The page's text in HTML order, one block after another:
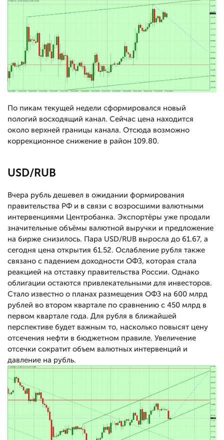
По пикам текущей недели сформировался новый
пологий восходящий канал. Сейчас цена находится
около верхней границы канала. Отсюда возможно
коррекционное снижение в район 109.80.
USD/RUB
Вчера рубль дешевел в ожидании формирования
правительства РФ и в связи с возросшими валютными
интервенциями Центробанка. Экспортёры уже продали
значительные объёмы валютной выручки и предложение
на бирже снизилось. Пара USD/RUB выросла до 61.67, а
сегодня цена открытия 61.52. Ослабление рубля также
связано с падением доходности ОФЗ, которая стала
реакцией на отставку правительства России. Однако
облигации остаются привлекательными для инвесторов.
Стало известно о планах размещения ОФЗ на 600 млрд
рублей во втором квартале по сравнению с 450 млрд в
первом квартале года. Для рубля в ближайшей
перспективе будет важным то, насколько повысят цену
отсечения нефти в бюджетном правиле. Увеличение
отсечки сократит объем валютных интервенций и
давление на рубль.